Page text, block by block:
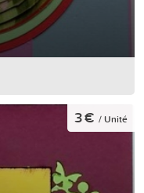
3 € / Unité